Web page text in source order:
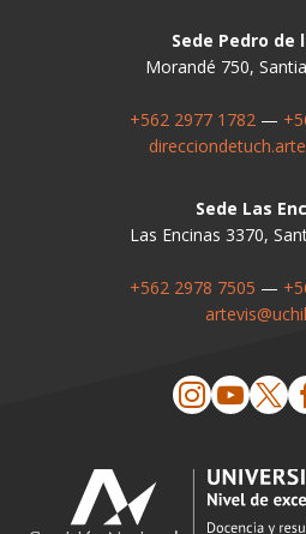
Sede Pedro de
Morandé 750,
+562 2977 1782 —
Sede Las
Las Encinas 3370,
+562 2978 7505 —